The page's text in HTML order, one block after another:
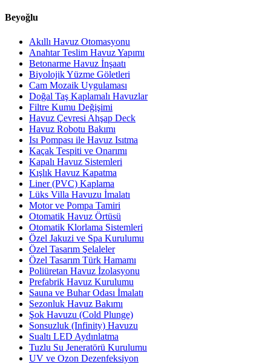
Beyoğlu
Akıllı Havuz Otomasyonu
Anahtar Teslim Havuz Yapımı
Betonarme Havuz İnşaatı
Biyolojik Yüzme Göletleri
Cam Mozaik Uygulaması
Doğal Taş Kaplamalı Havuzlar
Filtre Kumu Değişimi
Havuz Çevresi Ahşap Deck
Havuz Robotu Bakımı
Isı Pompası ile Havuz Isıtma
Kaçak Tespiti ve Onarımı
Kapalı Havuz Sistemleri
Kışlık Havuz Kapatma
Liner (PVC) Kaplama
Lüks Villa Havuzu İmalatı
Motor ve Pompa Tamiri
Otomatik Havuz Örtüsü
Otomatik Klorlama Sistemleri
Özel Jakuzi ve Spa Kurulumu
Özel Tasarım Şelaleler
Özel Tasarım Türk Hamamı
Poliüretan Havuz İzolasyonu
Prefabrik Havuz Kurulumu
Sauna ve Buhar Odası İmalatı
Sezonluk Havuz Bakımı
Şok Havuzu (Cold Plunge)
Sonsuzluk (Infinity) Havuzu
Sualtı LED Aydınlatma
Tuzlu Su Jeneratörü Kurulumu
UV ve Ozon Dezenfeksiyon